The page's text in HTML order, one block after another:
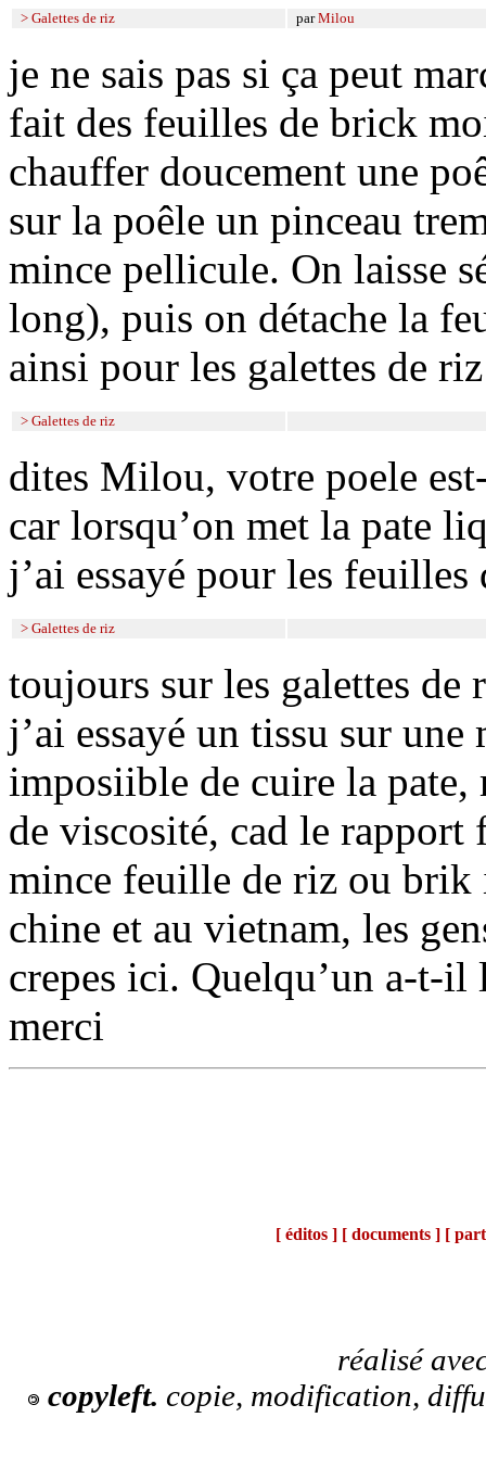
> Galettes de riz parMilou
je ne sais pas si ça peut
fait des feuilles de brick
chauffer doucement une
sur la poêle un pinceau
mince pellicule. On laisse
long), puis on détache la
ainsi pour les galettes de
> Galettes de riz
dites Milou, votre poele
car lorsqu’on met la pate
j’ai essayé pour les
> Galettes de riz
toujours sur les galettes de
j’ai essayé un tissu sur
imposiible de cuire la
de viscosité, cad le
mince feuille de riz ou brik
chine et au vietnam, les
crepes ici. Quelqu’un a-t-il
merci
[ éditos ] [ documents ] [
réalisé
copyleft. copie, modification,